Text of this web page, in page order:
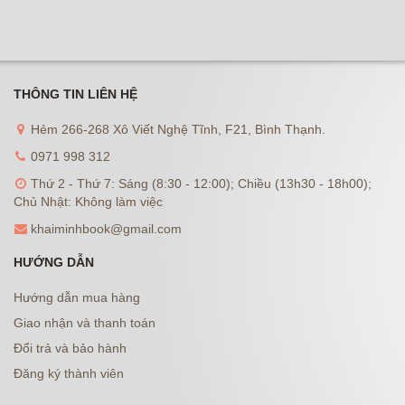
THÔNG TIN LIÊN HỆ
Hẻm 266-268 Xô Viết Nghệ Tĩnh, F21, Bình Thạnh.
0971 998 312
Thứ 2 - Thứ 7: Sáng (8:30 - 12:00); Chiều (13h30 - 18h00);
Chủ Nhật: Không làm việc
khaiminhbook@gmail.com
HƯỚNG DẪN
Hướng dẫn mua hàng
Giao nhận và thanh toán
Đổi trả và bảo hành
Đăng ký thành viên